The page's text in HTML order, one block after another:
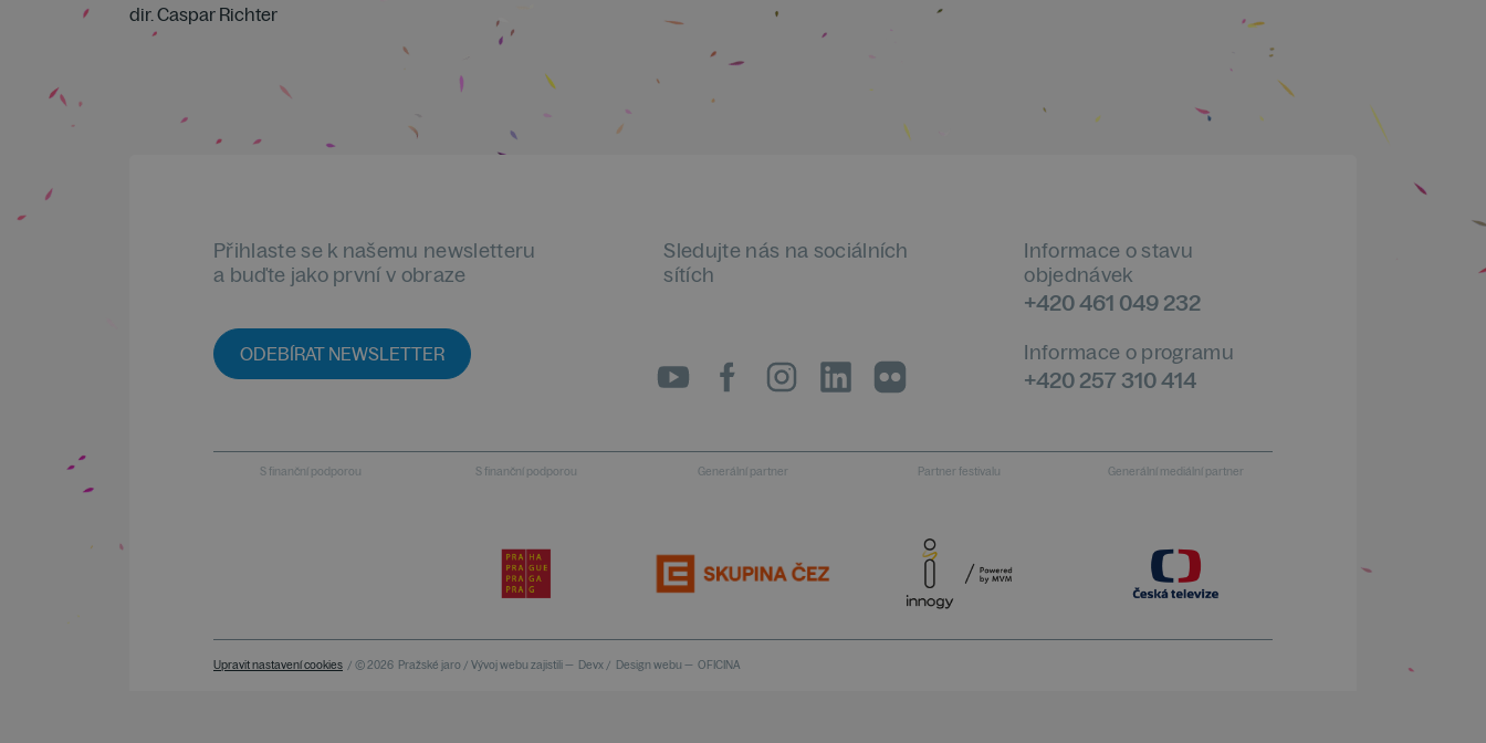
dir. Caspar Richter
Přihlaste se k našemu newsletteru
a buďte jako první v obraze
ODEBÍRAT NEWSLETTER
Sledujte nás na sociálních
sítích
Informace o stavu
objednávek
+420 461 049 232
Informace o programu
+420 257 310 414
S finanční podporou S finanční podporou Generální partner Partner festivalu Generální mediální partner
Upravit nastavení cookies / © 2026 Pražské jaro / Vývoj webu zajistili — Devx / Design webu — OFICINA